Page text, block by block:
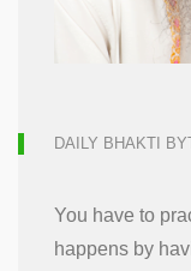
DAILY BHAKTI
You have to
happens by